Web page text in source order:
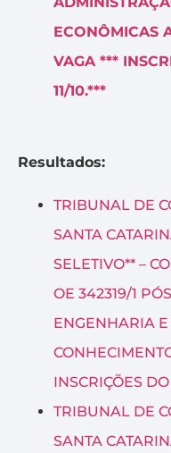
ECONÔMICAS
VAGA ***
11/10.***
Resultados:
TRIBUNAL DE
SANTA
SELETIVO** –
OE 342319/1
ENGENHARIA E
INSCRIÇÕES
TRIBUNAL DE
SANTA